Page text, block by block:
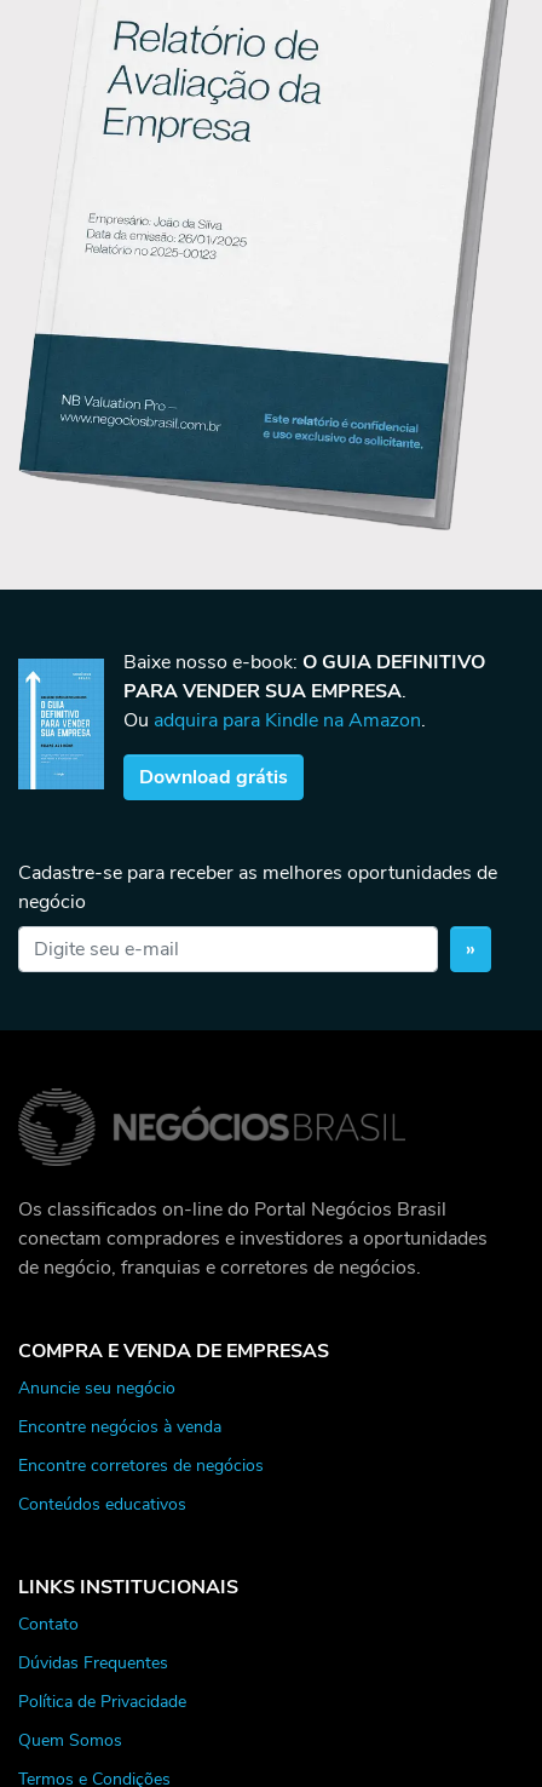
Baixe nosso e-book: O GUIA DEFINITIVO
PARA VENDER SUA EMPRESA.
Ou adquira para Kindle na Amazon.
Download grátis
Cadastre-se para receber as melhores oportunidades de
negócio
»
Os classificados on-line do Portal Negócios Brasil
conectam compradores e investidores a oportunidades
de negócio, franquias e corretores de negócios.
COMPRA E VENDA DE EMPRESAS
Anuncie seu negócio
Encontre negócios à venda
Encontre corretores de negócios
Conteúdos educativos
LINKS INSTITUCIONAIS
Contato
Dúvidas Frequentes
Política de Privacidade
Quem Somos
Termos e Condições